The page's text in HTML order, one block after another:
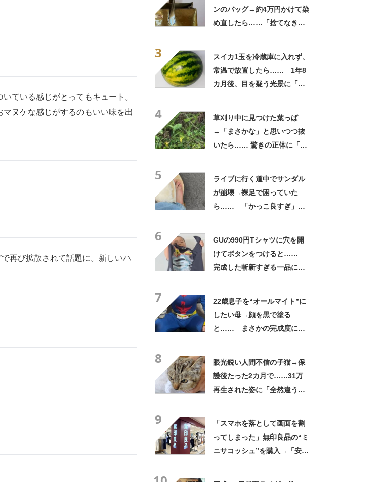
ている感じがとってもキュート。
ヌケな感じがするのもいい味を出
再び拡散されて話題に。新しいハ
ンのバッグ→約4万円かけて染
め直したら……「捨てなきゃ
3
スイカ1玉を冷蔵庫に入れず、
常温で放置したら…… 1年8
カ月後、目を疑う光景に「ヤ
4
草刈り中に見つけた葉っぱ
→「まさかな」と思いつつ抜
いたら…… 驚きの正体に「お
5
ライブに行く道中でサンダル
が崩壊→裸足で困っていた
ら…… 「かっこ良すぎ」ま
6
GUの990円Tシャツに穴を開
けてボタンをつけると……
完成した斬新すぎる一品に称
7
22歳息子を“オールマイト”に
したい母→顔を黒で塗る
と…… まさかの完成度に
8
眼光鋭い人間不信の子猫→保
護後たった2カ月で……31万
再生された姿に「全然違う」
9
「スマホを落として画面を割
ってしまった」無印良品の“ミ
ニサコッシュ”を購入→「安心